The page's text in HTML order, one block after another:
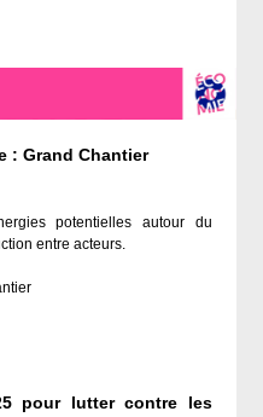
: Grand Chantier
potentielles autour du
entre acteurs.
pour lutter contre les